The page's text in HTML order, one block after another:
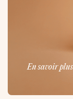
En savoir plus